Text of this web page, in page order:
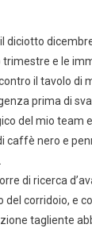
e le
il tavolo di
prima di
del mio team
caffè nero e
di ricerca
corridoio, e
tagliente